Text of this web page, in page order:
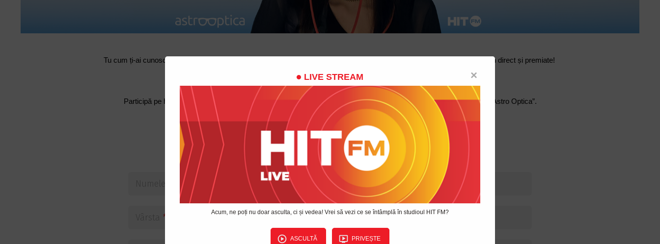
×
LIVE STREAM
Acum, ne poți nu doar asculta, ci și vedea! Vrei să vezi ce se întâmplă în studioul HIT FM?
ASCULTĂ PRIVEȘTE
Tu cum ți-ai cunoscut perechea? Intră pe hitfm.md și scrie-ne povestea voastră! Cele mai originale răspunsuri vor fi citite în direct și premiate!
Dragostea e clară atunci când o privești cu inima… și cu o pereche bună de ochelari!
Participă pe hitfm.md. Sponsorul proiectului: Centrul Oftalmologic AstroOptica - „Vedeți mai bine, trăiți mai intens cu Astro Optica”.
Participă la concurs și scrie-ne cum ți-ai cunoscut perechea, iar AstroOptica te premiază!
Există „iubire la prima vedere”?
Numele și prenumele Număr de telefon*
* Orașul sau localitatea*